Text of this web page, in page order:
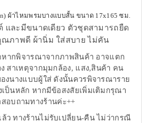
ผ้าไหมพรมบางแบบสั้น ขนาด 17x165 ซม.
และมีขนาดเดียว ตัวชุดสามารถยืด
ภาพดี ผ้านิ่ม ใส่สบาย ไม่คัน
ากพิจารณาจากภาพสินค้า อาจแตก
สาเหตุจากมุมกล้อง, แสง,สินค้า คน
งนางแบบผู้ใส่ ดังนั้นควรพิจารณาราย
เป็นหลัก หากมีข้อสงสัยเพิ่มเติมกรุณา
อบถามทางร้านค่ะ++
ว ทางร้านไม่รับเปลี่ยน-คืน ไม่ว่ากรณี